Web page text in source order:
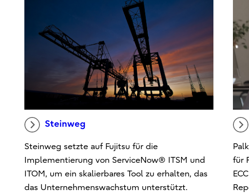
Steinweg
Steinweg setzte auf Fujitsu für die
Implementierung von ServiceNow® ITSM und
ITOM, um ein skalierbares Tool zu erhalten, das
das Unternehmenswachstum unterstützt.
für